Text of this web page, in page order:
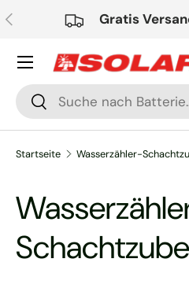
Direkt zum Inhalt
Vorherige Gratis
Suchen
Suchen
Startseite Wasserzähler-